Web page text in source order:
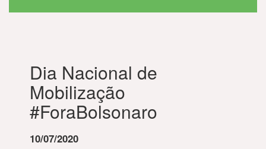
Dia Nacional de
Mobilização
#ForaBolsonaro
10/07/2020